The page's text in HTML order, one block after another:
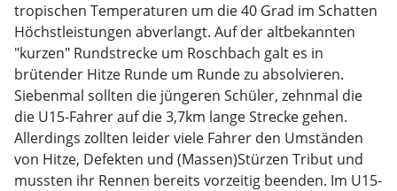
tropischen Temperaturen um die 40 Grad im Schatten
Höchstleistungen abverlangt. Auf der altbekannten
"kurzen" Rundstrecke um Roschbach galt es in
brütender Hitze Runde um Runde zu absolvieren.
Siebenmal sollten die jüngeren Schüler, zehnmal die
die U15-Fahrer auf die 3,7km lange Strecke gehen.
Allerdings zollten leider viele Fahrer den Umständen
von Hitze, Defekten und (Massen)Stürzen Tribut und
mussten ihr Rennen bereits vorzeitig beenden. Im U15-